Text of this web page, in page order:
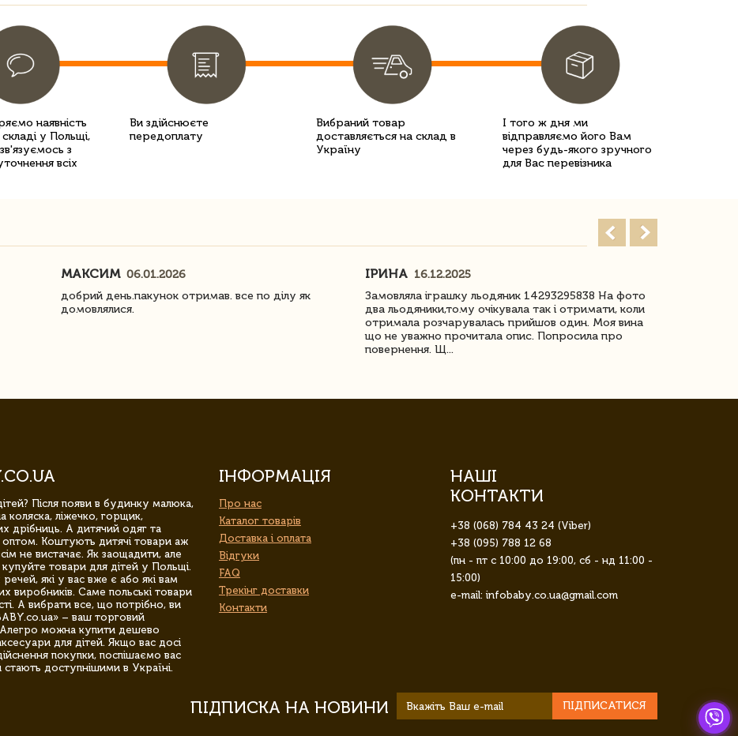
наявність
у Польщі,
з
всіх
Ви здійснюєте
передоплату
Вибраний товар
доставляється на склад в
Україну
І того ж дня ми
відправляємо його Вам
через будь-якого зручного
для Вас перевізника
МАКСИМ 06.01.2026
добрий день.пакунок отримав. все по ділу як
домовлялися.
ІРИНА 16.12.2025
Замовляла іграшку льодяник 14293295838 На фото
два льодяники,тому очікувала так і отримати, коли
отримала розчарувалась прийшов один. Моя вина
що не уважно прочитала опис. Попросила про
повернення. Щ...
Після появи в будинку малюка,
коляска, ліжечко, горщик,
дрібниць. А дитячий одяг та
оптом. Коштують дитячі товари аж
не вистачає. Як заощадити, але
товари для дітей у Польщі.
які у вас вже є або які вам
виробників. Саме польські товари
А вибрати все, що потрібно, ви
– ваш торговий
можна купити дешево
для дітей. Якщо вас досі
покупки, поспішаємо вас
доступнішими в Україні.
ІНФОРМАЦІЯ
Про нас
Каталог товарів
Доставка і оплата
Відгуки
FAQ
Трекінг доставки
Контакти
НАШІ
КОНТАКТИ
+38 (068) 784 43 24 (Viber)
+38 (095) 788 12 68
(пн - пт с 10:00 до 19:00, сб - нд 11:00 -
15:00)
e-mail: infobaby.co.ua@gmail.com
ПІДПИСКА НА НОВИНИ ПІДПИСАТИСЯ